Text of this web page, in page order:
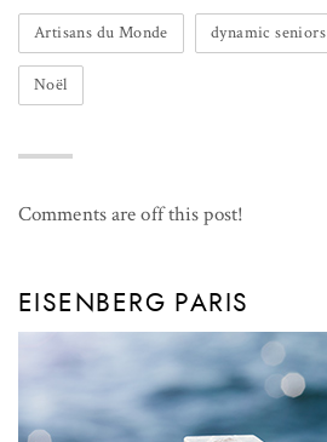
Artisans du Monde dynamic seniors
Noël
Comments are off this post!
EISENBERG PARIS